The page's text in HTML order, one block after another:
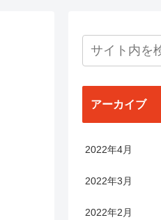
アーカイブ
2022年4月
2022年3月
2022年2月